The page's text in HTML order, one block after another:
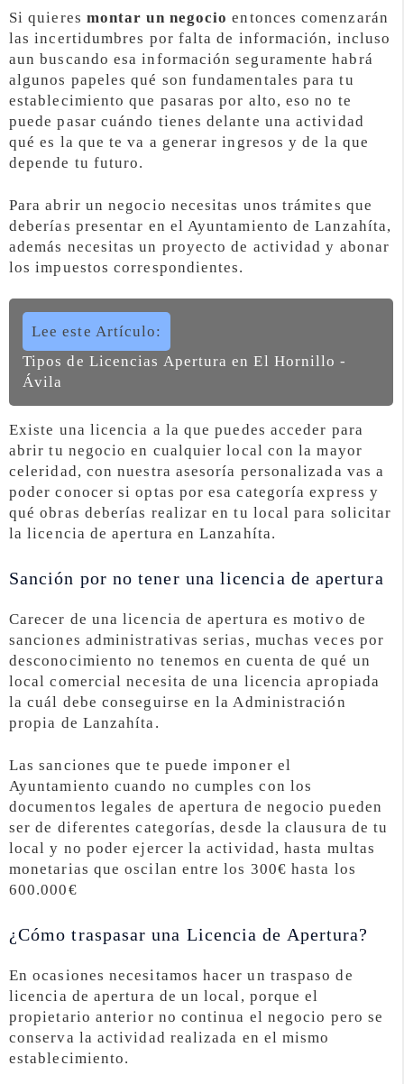
Si quieres montar un negocio entonces comenzarán
las incertidumbres por falta de información, incluso
aun buscando esa información seguramente habrá
algunos papeles qué son fundamentales para tu
establecimiento que pasaras por alto, eso no te
puede pasar cuándo tienes delante una actividad
qué es la que te va a generar ingresos y de la que
depende tu futuro.
Para abrir un negocio necesitas unos trámites que
deberías presentar en el Ayuntamiento de Lanzahíta,
además necesitas un proyecto de actividad y abonar
los impuestos correspondientes.
Lee este Artículo:
Tipos de Licencias Apertura en El Hornillo -
Ávila
Existe una licencia a la que puedes acceder para
abrir tu negocio en cualquier local con la mayor
celeridad, con nuestra asesoría personalizada vas a
poder conocer si optas por esa categoría express y
qué obras deberías realizar en tu local para solicitar
la licencia de apertura en Lanzahíta.
Sanción por no tener una licencia de apertura
Carecer de una licencia de apertura es motivo de
sanciones administrativas serias, muchas veces por
desconocimiento no tenemos en cuenta de qué un
local comercial necesita de una licencia apropiada
la cuál debe conseguirse en la Administración
propia de Lanzahíta.
Las sanciones que te puede imponer el
Ayuntamiento cuando no cumples con los
documentos legales de apertura de negocio pueden
ser de diferentes categorías, desde la clausura de tu
local y no poder ejercer la actividad, hasta multas
monetarias que oscilan entre los 300€ hasta los
600.000€
¿Cómo traspasar una Licencia de Apertura?
En ocasiones necesitamos hacer un traspaso de
licencia de apertura de un local, porque el
propietario anterior no continua el negocio pero se
conserva la actividad realizada en el mismo
establecimiento.